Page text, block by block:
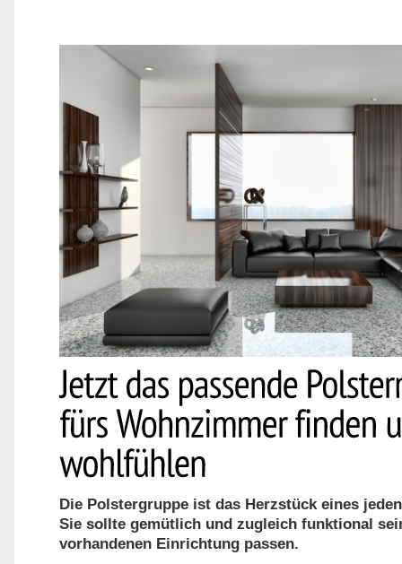
Die Polstergruppe ist das Herzstück eines
Sie sollte gemütlich und zugleich funktional
vorhandenen Einrichtung passen.